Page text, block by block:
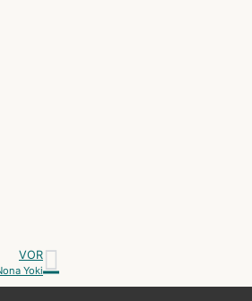
VOR
Yoki